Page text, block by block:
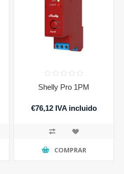
Shelly Pro 1PM
€76,12 IVA incluido
COMPRAR